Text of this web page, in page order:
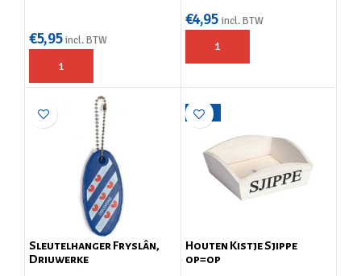
€5,95 incl. BTW
€4,95 incl. BTW
Sleutelhanger Fryslân,
Driuwerke
-35%
Houten Kistje Sjippe
op=op